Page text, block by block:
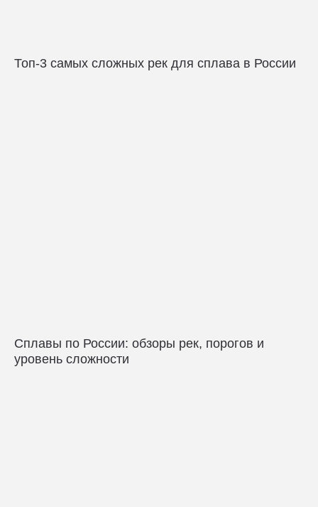
Топ-3 самых сложных рек для сплава в России
Сплавы по России: обзоры рек, порогов и
уровень сложности